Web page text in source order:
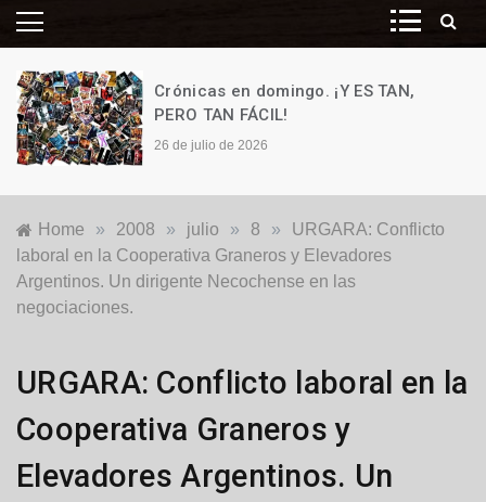
Crónicas en domingo. ¡Y ES TAN,
PERO TAN FÁCIL!
26 de julio de 2026
Home » 2008 » julio » 8 »
URGARA: Conflicto
laboral en la Cooperativa Graneros y Elevadores
Argentinos. Un dirigente Necochense en las
negociaciones.
Nacionales
URGARA: Conflicto laboral en la
Cooperativa Graneros y
Elevadores Argentinos. Un